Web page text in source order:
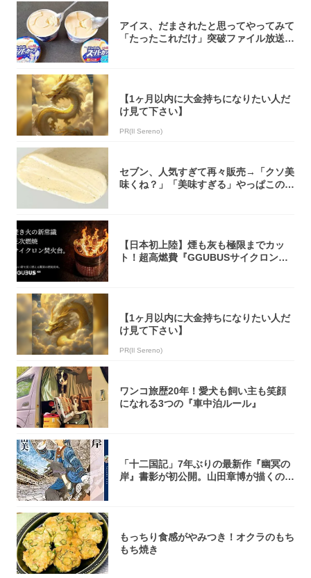
アイス、だまされたと思ってやってみて
「たったこれだけ」突破ファイル放送で
【1ヶ月以内に大金持ちになりたい人だ
け見て下さい】
PR(Il Sereno)
セブン、人気すぎて再々販売→「クソ美
味くね？」「美味すぎる」やっぱこのク
【日本初上陸】煙も灰も極限までカッ
ト！超高燃費『GGUBUSサイクロン焚
【1ヶ月以内に大金持ちになりたい人だ
け見て下さい】
PR(Il Sereno)
ワンコ旅歴20年！愛犬も飼い主も笑顔
になれる3つの『車中泊ルール』
「十二国記」7年ぶりの最新作『幽冥の
岸』書影が初公開。山田章博が描くのは
もっちり食感がやみつき！オクラのもち
もち焼き